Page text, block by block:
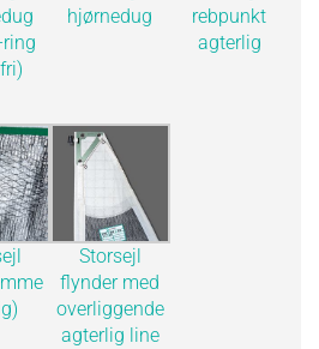
ring
hjørnedug
rebpunkt
agterlig
Storsejl
flynder med
overliggende
agterlig line